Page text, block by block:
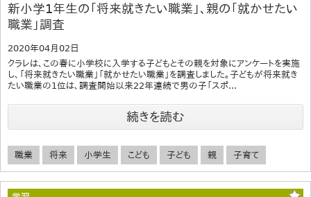
新小学1年生の「将来就きたい職業」、親の「就かせたい
職業」調査
2020年04月02日
クラレは、この春に小学校に入学する子どもとその親を対象にアンケートを実施
し、「将来就きたい職業」「就かせたい職業」を調査しました。子どもが将来就き
たい職業の1位は、調査開始以来22年連続で男の子「スポ...
続きを読む
職業 将来 小学生 こども 子ども 親 子育て